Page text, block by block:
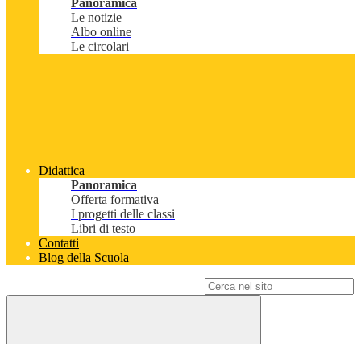
Panoramica
Le notizie
Albo online
Le circolari
Didattica
Panoramica
Offerta formativa
I progetti delle classi
Libri di testo
Contatti
Blog della Scuola